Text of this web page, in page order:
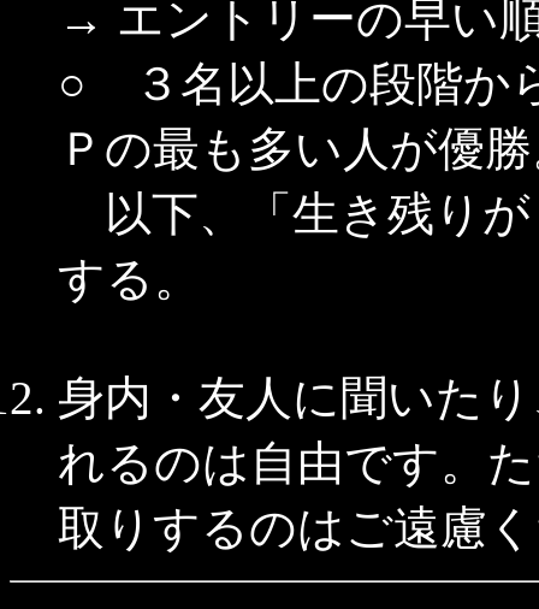
→ エントリーの早い
○ ３名以上の段階か
Ｐの最も多い人が優
以下、「生き残り
する。
身内・友人に聞いた
れるのは自由です。
取りするのはご遠慮